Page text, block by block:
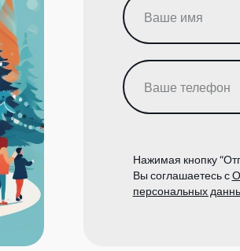
Нажимая кнопку
Вы соглашаетесь с
персональных